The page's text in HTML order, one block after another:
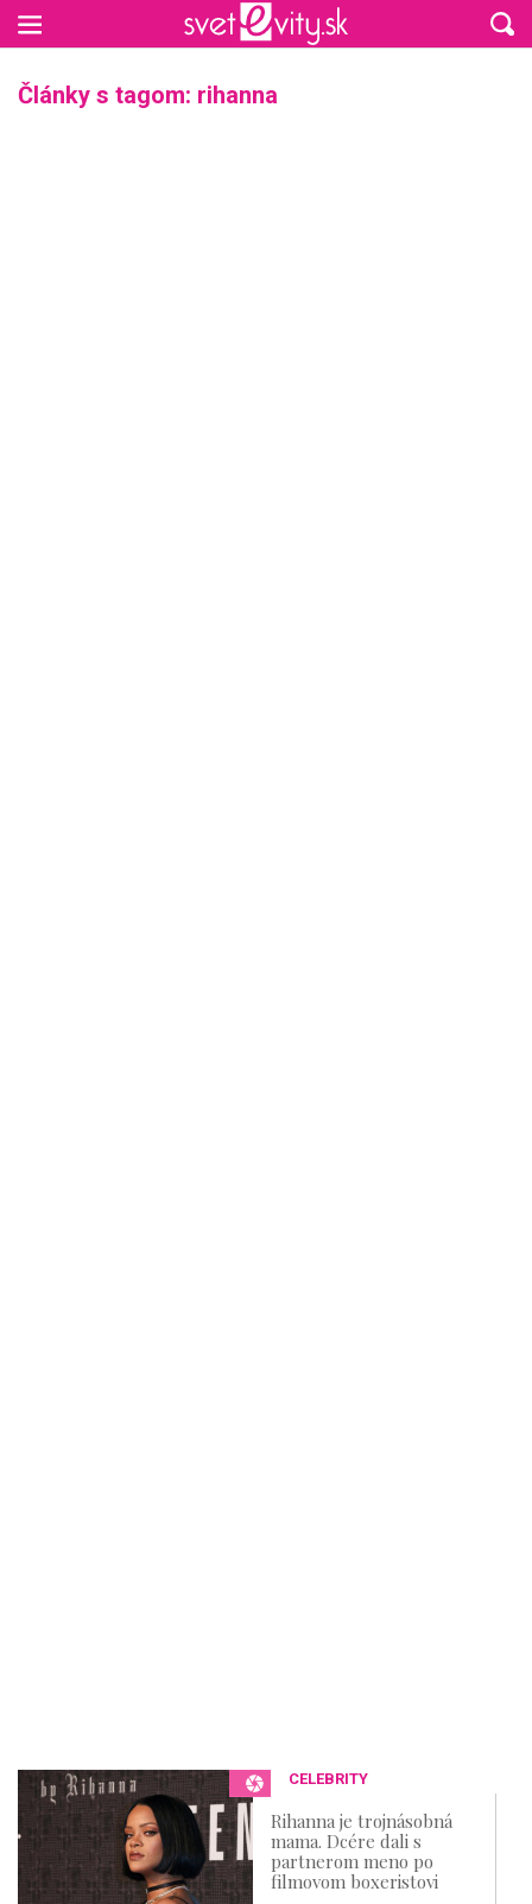
Články s tagom: rihanna
CELEBRITY
Rihanna je trojnásobná
mama. Dcére dali s
partnerom meno po
filmovom boxeristovi